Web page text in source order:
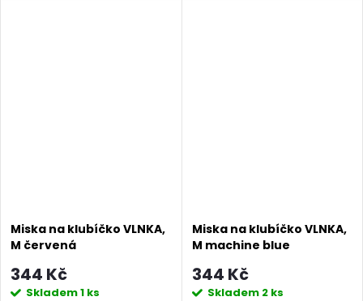
Miska na klubíčko VLNKA,
M červená
344 Kč
Skladem1 ks
Miska na klubíčko VLNKA,
M machine blue
344 Kč
Skladem 2 ks